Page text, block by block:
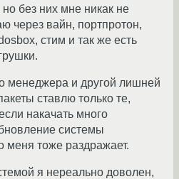
без них мне никак не
через вайн, портпротон,
стим и так же есть
менеджера и другой лишней
ставлю только те,
накачать много
системы
меня тоже раздражает.
я нереально доволен,